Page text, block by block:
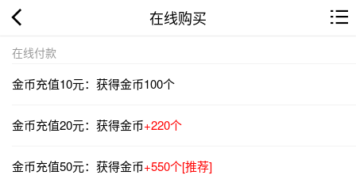
在线购买
在线付款
金币充值10元：获得金币100个
金币充值20元：获得金币+220个
金币充值50元：获得金币+550个[推荐]